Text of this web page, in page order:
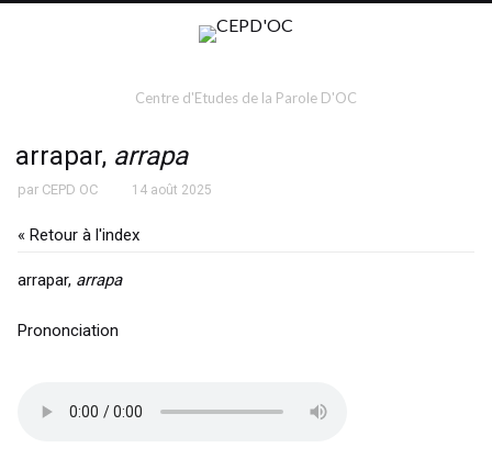
Centre d'Etudes de la Parole D'OC
arrapar, arrapa
par CEPD OC 14 août 2025
« Retour à l'index
arrapar, arrapa
Prononciation